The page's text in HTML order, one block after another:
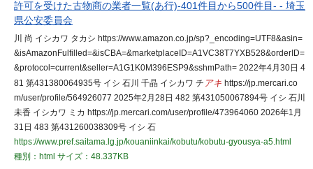
許可を受けた古物商の業者一覧(あ行)-401件目から500件目- - 埼玉
県公安委員会
川 尚 イシカワ タカシ https://www.amazon.co.jp/sp?_encoding=UTF8&asin=
&isAmazonFulfilled=&isCBA=&marketplaceID=A1VC38T7YXB528&orderID=
&protocol=current&seller=A1G1K0M396ESP9&sshmPath= 2022年4月30日 4
81 第431380064935号 イシ 石川 千晶 イシカワ チ アキ https://jp.mercari.co
m/user/profile/564926077 2025年2月28日 482 第431050067894号 イシ 石川
未香 イシカワ ミカ https://jp.mercari.com/user/profile/473964060 2026年1月
31日 483 第431260038309号 イシ 石
https://www.pref.saitama.lg.jp/kouaniinkai/kobutu/kobutu-gyousya-a5.html
種別：html サイズ：48.337KB